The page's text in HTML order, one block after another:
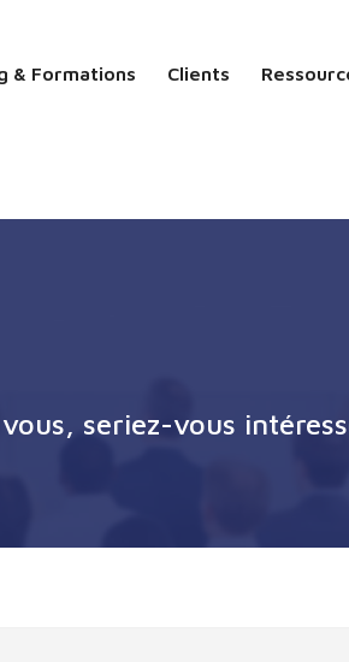
& Formations Clients
seriez-vous